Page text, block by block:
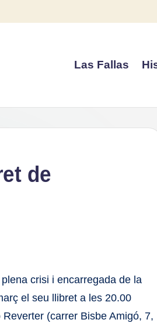
Las Fallas
de
crisi i encarregada de la
el seu llibret a les 20.00
Reverter (carrer Bisbe Amigó, 7,